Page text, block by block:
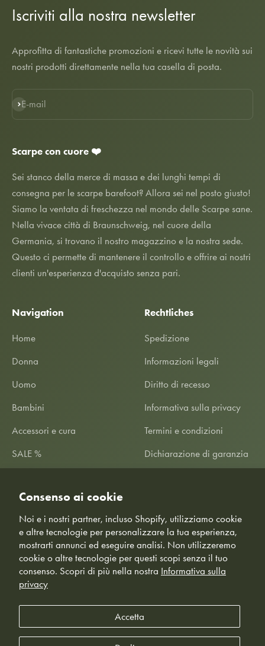
Consenso ai cookie
Noi e i nostri partner, incluso Shopify, utilizziamo cookie
e altre tecnologie per personalizzare la tua esperienza,
mostrarti annunci ed eseguire analisi. Non utilizzeremo
cookie o altre tecnologie per questi scopi senza il tuo
consenso. Scopri di più nella nostra Informativa sulla
privacy
Accetta
Iscriviti alla nostra newsletter
Approfitta di fantastiche promozioni e ricevi tutte le novità sui
nostri prodotti direttamente nella tua casella di posta.
E-mail
Iscriviti
Scarpe con cuore ❤️
Sei stanco della merce di massa e dei lunghi tempi di
consegna per le scarpe barefoot? Allora sei nel posto giusto!
Siamo la ventata di freschezza nel mondo delle Scarpe sane.
Nella vivace città di Braunschweig, nel cuore della
Germania, si trovano il nostro magazzino e la nostra sede.
Questo ci permette di mantenere il controllo e offrire ai nostri
clienti un'esperienza d'acquisto senza pari.
Navigation
Home
Donna
Uomo
Bambini
Accessori e cura
SALE %
Rechtliches
Spedizione
Informazioni legali
Diritto di recesso
Informativa sulla privacy
Termini e condizioni
Dichiarazione di garanzia
© Freiluftkind - Direttamente da Braunschweig 🇩🇪
*Garanzia del prezzo più basso: garantiamo ai nostri clienti il
rimborso della differenza di prezzo tra il prodotto acquistato da noi e